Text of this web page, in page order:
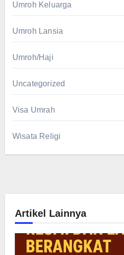
Umroh Keluarga
Umroh Lansia
Umroh/Haji
Uncategorized
Visa Umrah
Wisata Religi
Artikel Lainnya